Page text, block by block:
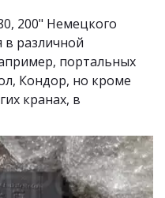
200" Немецкого
в различной
портальных
Кондор, но кроме
кранах, в